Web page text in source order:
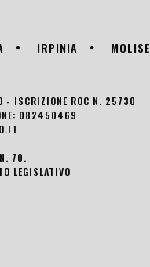
IRPINIA MOLISE
- ISCRIZIONE ROC N. 25730
082450469
70.
LEGISLATIVO